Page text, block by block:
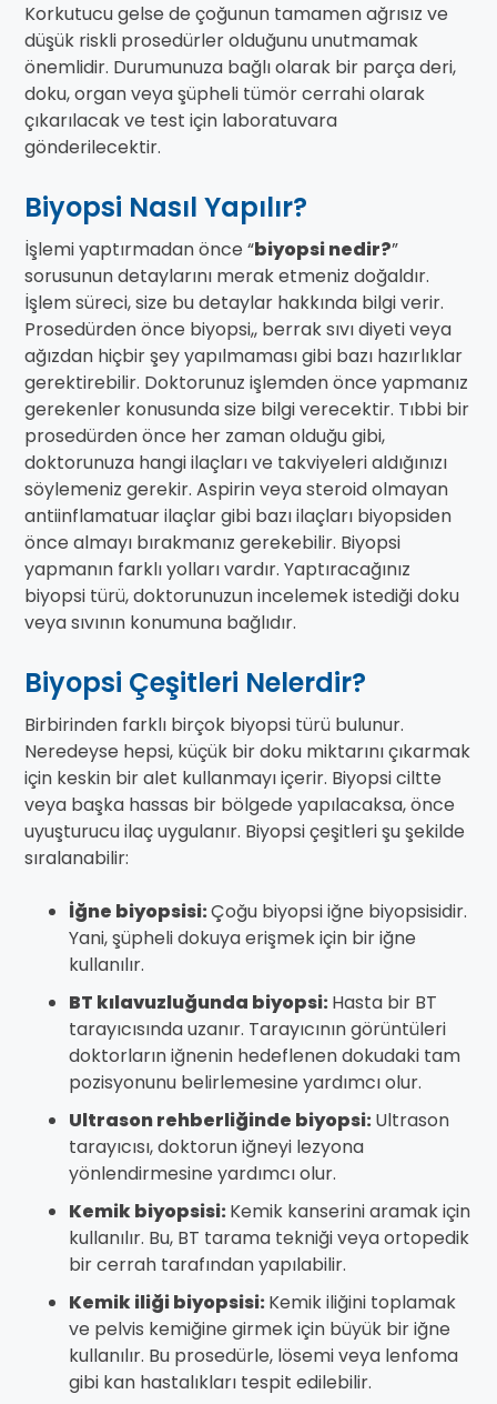
Korkutucu gelse de çoğunun tamamen ağrısız ve
düşük riskli prosedürler olduğunu unutmamak
önemlidir. Durumunuza bağlı olarak bir parça deri,
doku, organ veya şüpheli tümör cerrahi olarak
çıkarılacak ve test için laboratuvara
gönderilecektir.
Biyopsi Nasıl Yapılır?
İşlemi yaptırmadan önce “biyopsi nedir?”
sorusunun detaylarını merak etmeniz doğaldır.
İşlem süreci, size bu detaylar hakkında bilgi verir.
Prosedürden önce biyopsi,, berrak sıvı diyeti veya
ağızdan hiçbir şey yapılmaması gibi bazı hazırlıklar
gerektirebilir. Doktorunuz işlemden önce yapmanız
gerekenler konusunda size bilgi verecektir. Tıbbi bir
prosedürden önce her zaman olduğu gibi,
doktorunuza hangi ilaçları ve takviyeleri aldığınızı
söylemeniz gerekir. Aspirin veya steroid olmayan
antiinflamatuar ilaçlar gibi bazı ilaçları biyopsiden
önce almayı bırakmanız gerekebilir. Biyopsi
yapmanın farklı yolları vardır. Yaptıracağınız
biyopsi türü, doktorunuzun incelemek istediği doku
veya sıvının konumuna bağlıdır.
Biyopsi Çeşitleri Nelerdir?
Birbirinden farklı birçok biyopsi türü bulunur.
Neredeyse hepsi, küçük bir doku miktarını çıkarmak
için keskin bir alet kullanmayı içerir. Biyopsi ciltte
veya başka hassas bir bölgede yapılacaksa, önce
uyuşturucu ilaç uygulanır. Biyopsi çeşitleri şu şekilde
sıralanabilir:
İğne biyopsisi:Çoğu biyopsi iğne biyopsisidir.
Yani, şüpheli dokuya erişmek için bir iğne
kullanılır.
BT kılavuzluğunda biyopsi:Hasta bir BT
tarayıcısında uzanır. Tarayıcının görüntüleri
doktorların iğnenin hedeflenen dokudaki tam
pozisyonunu belirlemesine yardımcı olur.
Ultrason rehberliğinde biyopsi:Ultrason
tarayıcısı, doktorun iğneyi lezyona
yönlendirmesine yardımcı olur.
Kemik biyopsisi:Kemik kanserini aramak için
kullanılır. Bu, BT tarama tekniği veya ortopedik
bir cerrah tarafından yapılabilir.
Kemik iliği biyopsisi:Kemik iliğini toplamak
ve pelvis kemiğine girmek için büyük bir iğne
kullanılır. Bu prosedürle, lösemi veya lenfoma
gibi kan hastalıkları tespit edilebilir.